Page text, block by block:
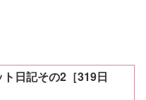
ト日記その2［319日